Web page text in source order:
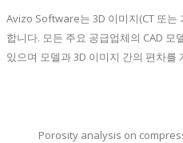
Avizo Software는 3D 이미지(CT 또는
합니다. 모든 주요 공급업체의 CAD
있으며 모델과 3D 이미지 간의 편차를
Porosity analysis on